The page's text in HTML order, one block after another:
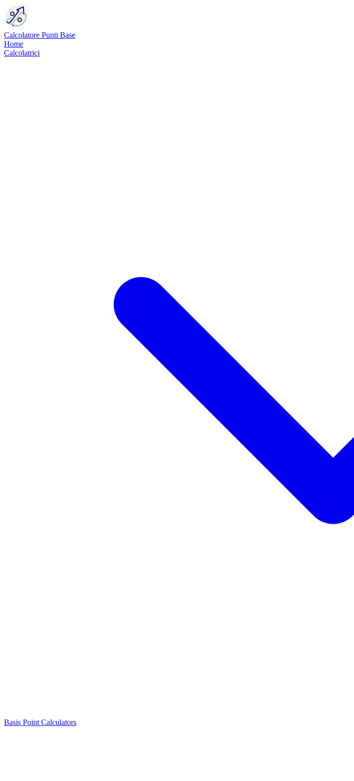
Calcolatore Punti Base
Home
Calcolatrici
Basis Point Calculators